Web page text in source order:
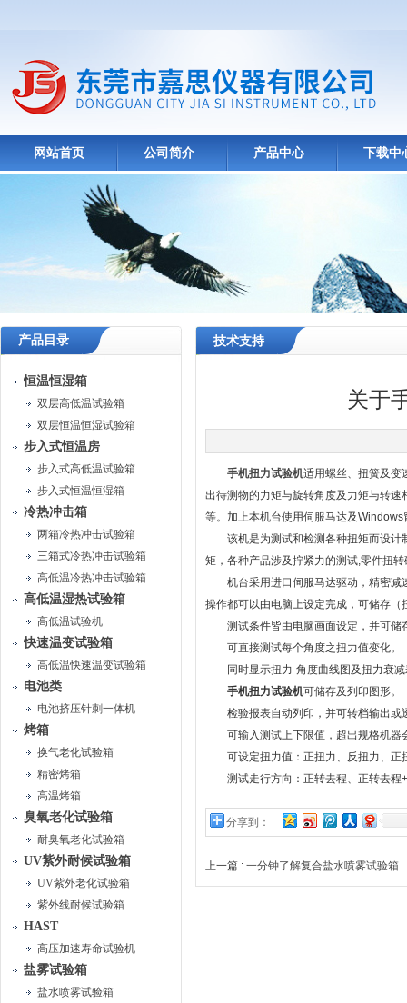
网站首页 公司简介 产品中心 下载中
产品目录
恒温恒湿箱
双层高低温试验箱
双层恒温恒湿试验箱
步入式恒温房
步入式高低温试验箱
步入式恒温恒湿箱
冷热冲击箱
两箱冷热冲击试验箱
三箱式冷热冲击试验箱
高低温冷热冲击试验箱
高低温湿热试验箱
高低温试验机
快速温变试验箱
高低温快速温变试验箱
电池类
电池挤压针刺一体机
烤箱
换气老化试验箱
精密烤箱
高温烤箱
臭氧老化试验箱
耐臭氧老化试验箱
UV紫外耐候试验箱
UV紫外老化试验箱
紫外线耐候试验箱
HAST
高压加速寿命试验机
盐雾试验箱
盐水喷雾试验箱
技术支持
关于
手机扭力试验机适用螺丝、扭簧及变
出待测物的力矩与旋转角度及力矩与转
等。加上本机台使用伺服马达及
该机是为测试和检测各种扭矩而设计
矩，各种产品涉及拧紧力的测试,零件扭
机台采用进口伺服马达驱动，精密减
操作都可以由电脑上设定完成，可储存
测试条件皆由电脑画面设定，并可储
可直接测试每个角度之扭力值变化。
同时显示扭力-角度曲线图及扭力衰减
手机扭力试验机可储存及列印图形。
检验报表自动列印，并可转档输出或
可输入测试上下限值，超出规格机器
可设定扭力值：正扭力、反扭力、正
测试走行方向：正转去程、正转去程+
分享到：
上一篇 : 一分钟了解复合盐水喷雾试验箱